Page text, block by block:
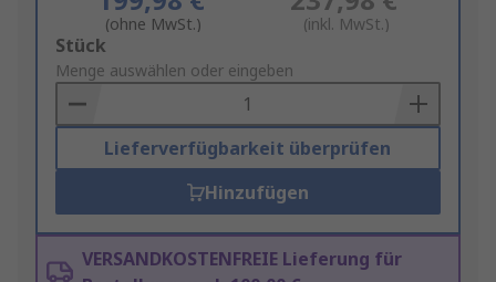
(ohne MwSt.) (inkl. MwSt.)
Add
to
Basket
Stück
Menge auswählen oder eingeben
Lieferverfügbarkeit überprüfen
Hinzufügen
VERSANDKOSTENFREIE Lieferung für